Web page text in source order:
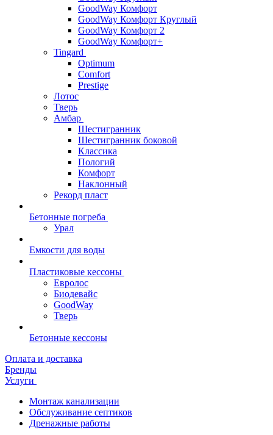
GoodWay Комфорт
GoodWay Комфорт Круглый
GoodWay Комфорт 2
GoodWay Комфорт+
Tingard
Optimum
Comfort
Prestige
Лотос
Тверь
Амбар
Шестигранник
Шестигранник боковой
Классика
Пологий
Комфорт
Наклонный
Рекорд пласт
Бетонные погреба
Урал
Емкости для воды
Пластиковые кессоны
Евролос
Биодевайс
GoodWay
Тверь
Бетонные кессоны
Оплата и доставка
Бренды
Услуги
Монтаж канализации
Обслуживание септиков
Дренажные работы